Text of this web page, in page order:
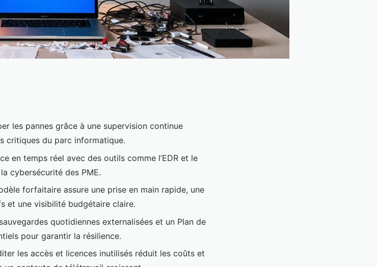
les pannes grâce à une supervision continue
critiques du parc informatique.
en temps réel avec des outils comme l’EDR et le
cybersécurité des PME.
forfaitaire assure une prise en main rapide, une
et une visibilité budgétaire claire.
quotidiennes externalisées et un Plan de
pour garantir la résilience.
les accès et licences inutilisés réduit les coûts et